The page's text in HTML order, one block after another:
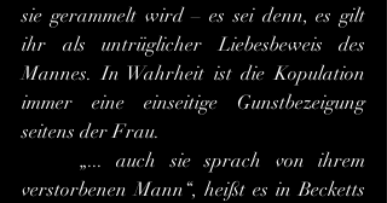
sie gerammelt wird – es sei denn, es gilt
ihr als untrüglicher Liebesbeweis des
Mannes. In Wahrheit ist die Kopulation
immer eine einseitige Gunstbezeigung
seitens der Frau.
verstorbenen Mann“, heißt es in Becketts